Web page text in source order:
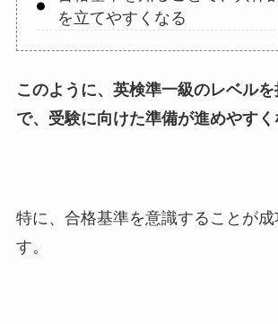
を立てやすくなる
このように、英検準一級のレベル
で、受験に向けた準備が進めやすく
特に、合格基準を意識することが
す。